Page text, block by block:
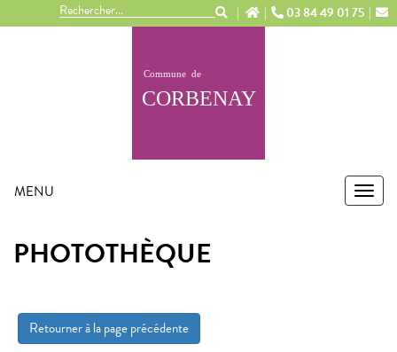
03 84 49 01 75
MENU
PHOTOTHÈQUE
Retourner à la page précédente
Panneau de gestion des cookies